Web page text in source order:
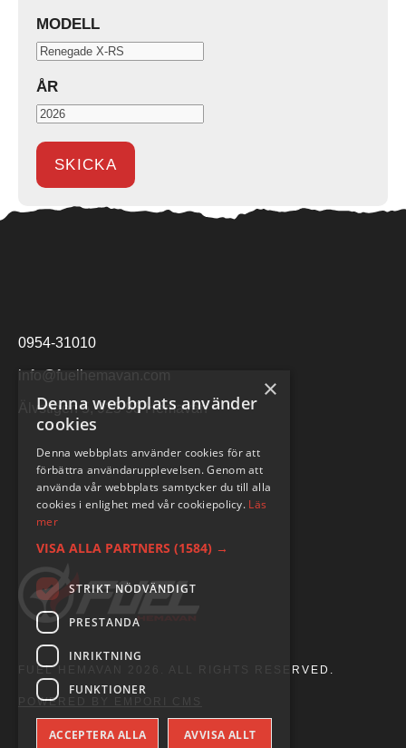
MODELL
ÅR
0954-31010
info@fuelhemavan.com
Älvstigen 5, 925 93 Hemavan
FUEL HEMAVAN 2026. ALL RIGHTS RESERVED.
POWERED BY EMPORI CMS
×
Denna webbplats använder
cookies
Denna webbplats använder cookies för att
förbättra användarupplevelsen. Genom att
använda vår webbplats samtycker du till alla
cookies i enlighet med vår cookiepolicy. Läs
mer
VISA ALLA PARTNERS (1584) →
STRIKT NÖDVÄNDIGT
PRESTANDA
INRIKTNING
FUNKTIONER
ACCEPTERA ALLA AVVISA ALLT